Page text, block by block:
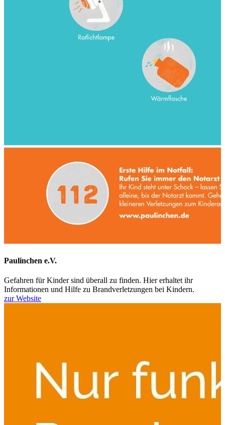
Paulinchen e.V.
Gefahren für Kinder sind überall zu finden. Hier erhaltet ihr
Informationen und Hilfe zu Brandverletzungen bei Kindern.
zur Website